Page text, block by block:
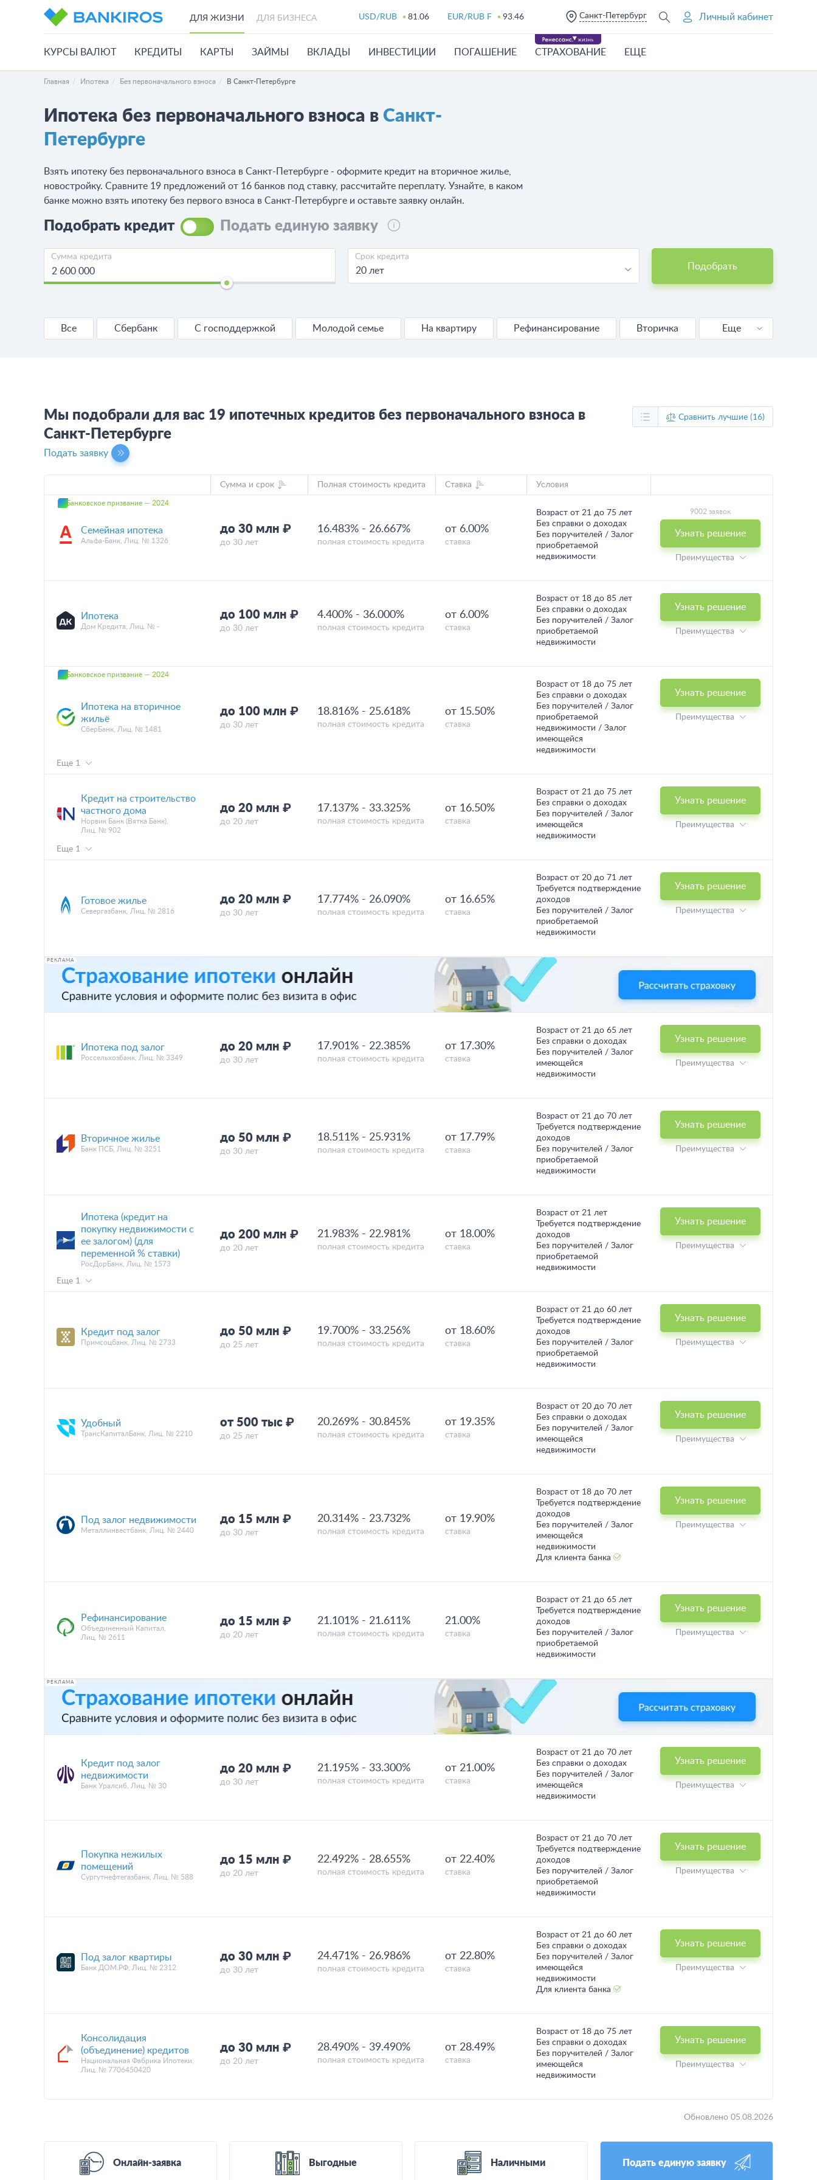
ДЛЯ ЖИЗНИ ДЛЯ БИЗНЕСА USD/RUB 81.06 EUR/RUB F 93.46 Санкт-Петербург Личный кабинет
КУРСЫ ВАЛЮТ КРЕДИТЫ КАРТЫ ЗАЙМЫ ВКЛАДЫ ИНВЕСТИЦИИ ПОГАШЕНИЕ СТРАХОВАНИЕ ЕЩЕ
Главная Ипотека Без первоначального взноса В Санкт-Петербурге
Ипотека без первоначального взноса в Санкт-
Петербурге
Взять ипотеку без первоначального взноса в Санкт-Петербурге - оформите кредит на вторичное жилье,
новостройку. Сравните 19 предложений от 16 банков под ставку, рассчитайте переплату. Узнайте, в каком
банке можно взять ипотеку без первого взноса в Санкт-Петербурге и оставьте заявку онлайн.
Подобрать кредит Подать единую заявку
Сумма кредита Срок кредита
20 лет Подобрать
Все Сбербанк С господдержкой Молодой семье На квартиру Рефинансирование Вторичка
Еще
Мы подобрали для вас 19 ипотечных кредитов без первоначального взноса в
Санкт-Петербурге
Подать заявку
Сравнить лучшие (16)
Сумма и срок Полная стоимость кредита Ставка Условия
Банковское призвание — 2024
Семейная ипотека
Альфа-Банк, Лиц. № 1326
до 30 млн ₽
до 30 лет
16.483% - 26.667%
полная стоимость кредита
от 6.00%
ставка
Возраст от 21 до 75 лет
Без справки о доходах
Без поручителей / Залог
приобретаемой
недвижимости
9002 заявок
Узнать решение
Преимущества
Ипотека
Дом Кредита, Лиц. № -
до 100 млн ₽
до 30 лет
4.400% - 36.000%
полная стоимость кредита
от 6.00%
ставка
Возраст от 18 до 85 лет
Без справки о доходах
Без поручителей / Залог
приобретаемой
недвижимости
Узнать решение
Преимущества
Банковское призвание — 2024
Ипотека на вторичное
жильё
СберБанк, Лиц. № 1481
до 100 млн ₽
до 30 лет
18.816% - 25.618%
полная стоимость кредита
от 15.50%
ставка
Возраст от 18 до 75 лет
Без справки о доходах
Без поручителей / Залог
приобретаемой
недвижимости / Залог
имеющейся
недвижимости
Узнать решение
Преимущества
Еще 1
Кредит на строительство
частного дома
Норвик Банк (Вятка Банк),
Лиц. № 902
до 20 млн ₽
до 20 лет
17.137% - 33.325%
полная стоимость кредита
от 16.50%
ставка
Возраст от 21 до 75 лет
Без справки о доходах
Без поручителей / Залог
имеющейся
недвижимости
Узнать решение
Преимущества
Еще 1
Готовое жилье
Севергазбанк, Лиц. № 2816
до 20 млн ₽
до 30 лет
17.774% - 26.090%
полная стоимость кредита
от 16.65%
ставка
Возраст от 20 до 71 лет
Требуется подтверждение
доходов
Без поручителей / Залог
приобретаемой
недвижимости
Узнать решение
Преимущества
РЕКЛАМА
Ипотека под залог
Россельхозбанк, Лиц. № 3349
до 20 млн ₽
до 30 лет
17.901% - 22.385%
полная стоимость кредита
от 17.30%
ставка
Возраст от 21 до 65 лет
Без справки о доходах
Без поручителей / Залог
имеющейся
недвижимости
Узнать решение
Преимущества
Вторичное жилье
Банк ПСБ, Лиц. № 3251
до 50 млн ₽
до 30 лет
18.511% - 25.931%
полная стоимость кредита
от 17.79%
ставка
Возраст от 21 до 70 лет
Требуется подтверждение
доходов
Без поручителей / Залог
приобретаемой
недвижимости
Узнать решение
Преимущества
Ипотека (кредит на
покупку недвижимости с
ее залогом) (для
переменной % ставки)
РосДорБанк, Лиц. № 1573
до 200 млн ₽
до 20 лет
21.983% - 22.981%
полная стоимость кредита
от 18.00%
ставка
Возраст от 21 лет
Требуется подтверждение
доходов
Без поручителей / Залог
приобретаемой
недвижимости
Узнать решение
Преимущества
Еще 1
Кредит под залог
Примсоцбанк, Лиц. № 2733
до 50 млн ₽
до 25 лет
19.700% - 33.256%
полная стоимость кредита
от 18.60%
ставка
Возраст от 21 до 60 лет
Требуется подтверждение
доходов
Без поручителей / Залог
приобретаемой
недвижимости
Узнать решение
Преимущества
Удобный
ТрансКапиталБанк, Лиц. № 2210
от 500 тыс ₽
до 25 лет
20.269% - 30.845%
полная стоимость кредита
от 19.35%
ставка
Возраст от 20 до 70 лет
Без справки о доходах
Без поручителей / Залог
имеющейся
недвижимости
Узнать решение
Преимущества
Под залог недвижимости
Металлинвестбанк, Лиц. № 2440
до 15 млн ₽
до 30 лет
20.314% - 23.732%
полная стоимость кредита
от 19.90%
ставка
Возраст от 18 до 70 лет
Требуется подтверждение
доходов
Без поручителей / Залог
имеющейся
недвижимости
Для клиента банка
Узнать решение
Преимущества
Рефинансирование
Объединенный Капитал,
Лиц. № 2611
до 15 млн ₽
до 20 лет
21.101% - 21.611%
полная стоимость кредита
21.00%
ставка
Возраст от 21 до 65 лет
Требуется подтверждение
доходов
Без поручителей / Залог
приобретаемой
недвижимости
Узнать решение
Преимущества
РЕКЛАМА
Кредит под залог
недвижимости
Банк Уралсиб, Лиц. № 30
до 20 млн ₽
до 30 лет
21.195% - 33.300%
полная стоимость кредита
от 21.00%
ставка
Возраст от 21 до 70 лет
Без справки о доходах
Без поручителей / Залог
имеющейся
недвижимости
Узнать решение
Преимущества
Покупка нежилых
помещений
Сургутнефтегазбанк, Лиц. № 588
до 15 млн ₽
до 20 лет
22.492% - 28.655%
полная стоимость кредита
от 22.40%
ставка
Возраст от 21 до 70 лет
Требуется подтверждение
доходов
Без поручителей / Залог
приобретаемой
недвижимости
Узнать решение
Преимущества
Под залог квартиры
Банк ДОМ.РФ, Лиц. № 2312
до 30 млн ₽
до 30 лет
24.471% - 26.986%
полная стоимость кредита
от 22.80%
ставка
Возраст от 21 до 60 лет
Без справки о доходах
Без поручителей / Залог
имеющейся
недвижимости
Для клиента банка
Узнать решение
Преимущества
Консолидация
(объединение) кредитов
Национальная Фабрика Ипотеки,
Лиц. № 7706450420
до 30 млн ₽
до 20 лет
28.490% - 39.490%
полная стоимость кредита
от 28.49%
ставка
Возраст от 18 до 75 лет
Без справки о доходах
Без поручителей / Залог
имеющейся
недвижимости
Узнать решение
Преимущества
Обновлено 05.08.2026
Онлайн-заявка Выгодные Наличными Подать единую заявку